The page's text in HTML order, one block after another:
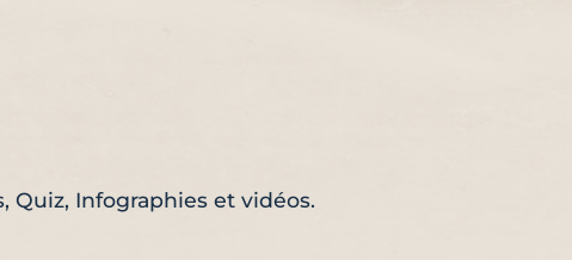
Quiz, Infographies et vidéos.